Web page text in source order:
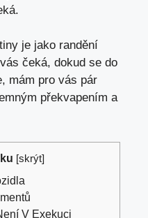
je jako randění
čeká, dokud se do
mám pro vás pár
překvapením a
[skrýt]
V Exekuci